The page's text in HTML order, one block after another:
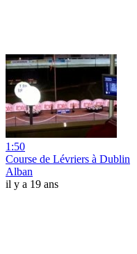
1:50
Course de Lévriers à Dublin
Alban
il y a 19 ans